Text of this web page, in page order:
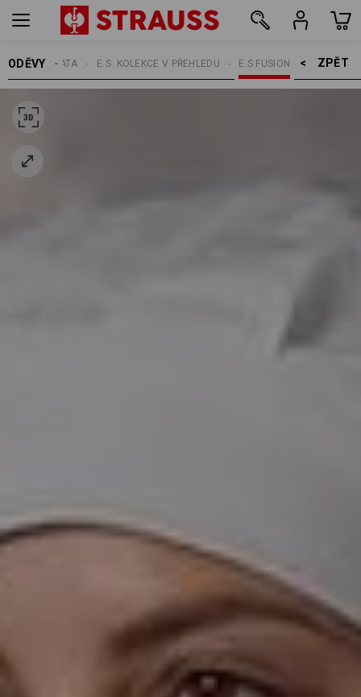
ODĚVY ZPĚT    >
E.S.FUSION
E.S. KOLEKCE V PŘEHLEDU
TÉMATA